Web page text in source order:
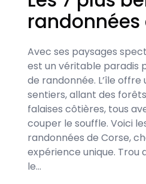
randonnées
Avec ses paysages
est un véritable paradis
de randonnée. L’île
sentiers, allant des
falaises côtières, tous
couper le souffle. Voici
randonnées de Corse,
expérience unique. Trou
le…